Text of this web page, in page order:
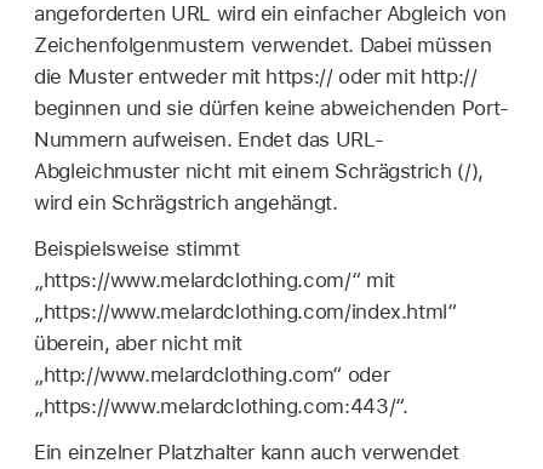
angeforderten URL wird ein einfacher Abgleich von
Zeichenfolgenmustern verwendet. Dabei müssen
die Muster entweder mit https:// oder mit http://
beginnen und sie dürfen keine abweichenden Port-
Nummern aufweisen. Endet das URL-
Abgleichmuster nicht mit einem Schrägstrich (/),
wird ein Schrägstrich angehängt.
Beispielsweise stimmt
„https://www.melardclothing.com/“ mit
„https://www.melardclothing.com/index.html“
überein, aber nicht mit
„http://www.melardclothing.com“ oder
„https://www.melardclothing.com:443/“.
Ein einzelner Platzhalter kann auch verwendet